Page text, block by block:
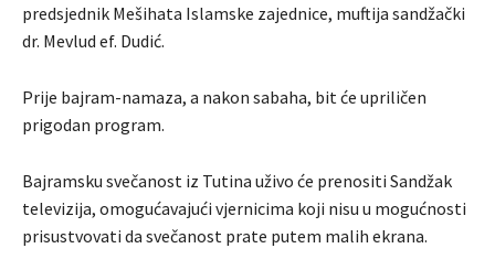
predsjednik Mešihata Islamske zajednice, muftija sandžački
dr. Mevlud ef. Dudić.
Prije bajram-namaza, a nakon sabaha, bit će upriličen
prigodan program.
Bajramsku svečanost iz Tutina uživo će prenositi Sandžak
televizija, omogućavajući vjernicima koji nisu u mogućnosti
prisustvovati da svečanost prate putem malih ekrana.